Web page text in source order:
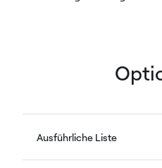
Ausführliche Liste